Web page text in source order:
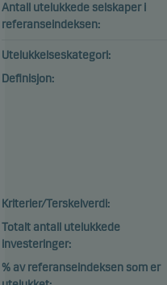
Antall utelukkede selskaper i
referanseindeksen:
Utelukkelseskategori:
Definisjon:
Kriterier/Terskelverdi:
Totalt antall utelukkede
investeringer:
% av referanseindeksen som er